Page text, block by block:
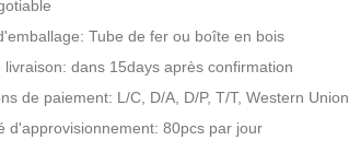
Tube de fer ou boîte en bois
livraison: dans 15days après confirmation
de paiement: L/C, D/A, D/P, T/T, Western Union
d'approvisionnement: 80pcs par jour